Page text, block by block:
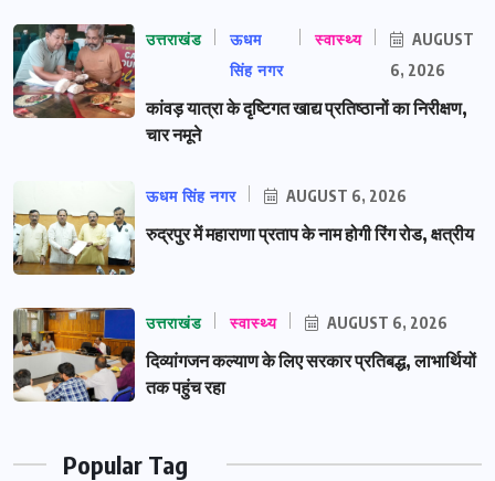
उत्तराखंड
ऊधम
सिंह नगर
स्वास्थ्य
AUGUST
6, 2026
कांवड़ यात्रा के दृष्टिगत खाद्य प्रतिष्ठानों का निरीक्षण,
चार नमूने
ऊधम सिंह नगर AUGUST 6, 2026
रुद्रपुर में महाराणा प्रताप के नाम होगी रिंग रोड, क्षत्रीय
उत्तराखंड स्वास्थ्य AUGUST 6, 2026
दिव्यांगजन कल्याण के लिए सरकार प्रतिबद्ध, लाभार्थियों
तक पहुंच रहा
Popular Tag